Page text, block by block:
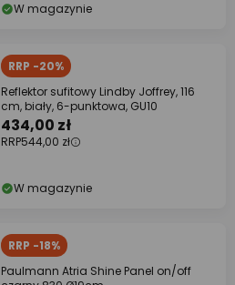
W magazynie
RRP -20%
Reflektor sufitowy Lindby Joffrey, 116
cm, biały, 6-punktowa, GU10
434,00 zł
RRP544,00 zł
W magazynie
RRP -18%
Paulmann Atria Shine Panel on/off